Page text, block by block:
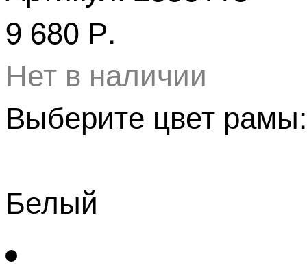
9 680 Р.
Нет в наличии
Выберите цвет рамы:
Белый